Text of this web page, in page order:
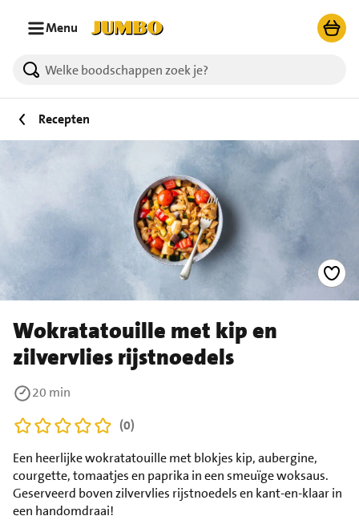
Menu
Recepten
Wokratatouille met kip en
zilvervlies rijstnoedels
Een heerlijke wokratatouille met blokjes kip, aubergine,
courgette, tomaatjes en paprika in een smeuïge woksaus.
Geserveerd boven zilvervlies rijstnoedels en kant-en-klaar in
een handomdraai!
20 min
(0)